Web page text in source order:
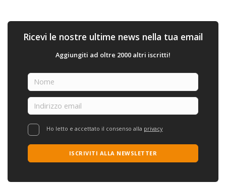
Ricevi le nostre ultime news nella tua email
Aggiungiti ad oltre 2000 altri iscritti!
Ho letto e accettato il consenso alla privacy
ISCRIVITI ALLA NEWSLETTER